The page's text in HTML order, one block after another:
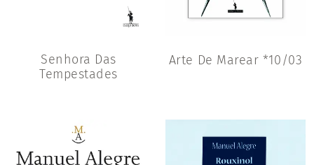
Senhora Das
Tempestades
Arte De Marear *10/03